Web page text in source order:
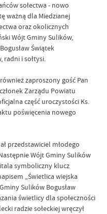
sołectwa - nowo
ważną dla Miedzianej
oraz okolicznych
Wójt Gminy Sulików,
Świątek
radni i sołtysi.
zaproszony gość Pan
Zarządu Powiatu
część uroczystości Ks.
poświęcenia nowego
przedstawiciel młodego
Wójt Gminy Sulików
symboliczny klucz
„Świetlica wiejska
Sulików Bogusław
świetlicy dla społeczności
radzie sołeckiej wręczył